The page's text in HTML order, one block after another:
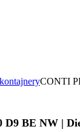
CONTI
D9 BE NW |